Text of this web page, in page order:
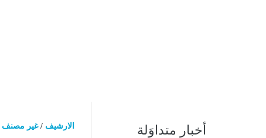
أخبار متداوَلة الارشيف /غير مصنف